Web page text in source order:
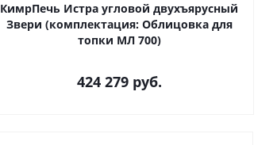
КимрПечь Истра угловой двухъярусный
Звери (комплектация: Облицовка для
топки МЛ 700)
424 279руб.